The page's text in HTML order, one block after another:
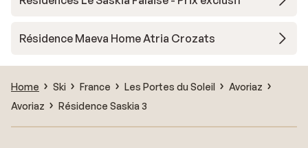
Résidence Maeva Home Atria Crozats
Home Ski France Les Portes du Soleil
Avoriaz
Avoriaz
Résidence Saskia 3